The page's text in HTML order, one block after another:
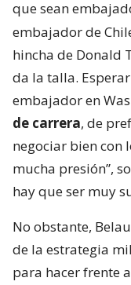
que sean
embajador de
hincha de Donald
da la talla.
embajador en
de carrera, de
negociar bien con
mucha presión”,
hay que ser muy
No obstante,
de la estrategia
para hacer frente